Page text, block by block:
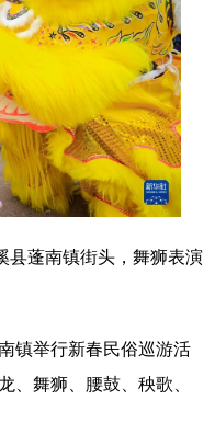
健康 军事
图片 政务
金融 汽车
信息化 数字经济
银龄 溯源中国
能源 会展
亚太网 上市公司
蓬南镇街头，舞狮表演
举行新春民俗巡游活
舞狮、腰鼓、秧歌、